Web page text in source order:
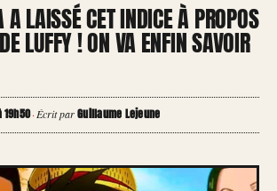
A LAISSÉ CET INDICE À PROPOS
LUFFY ! ON VA ENFIN SAVOIR
·Écrit parGuillaume Lejeune